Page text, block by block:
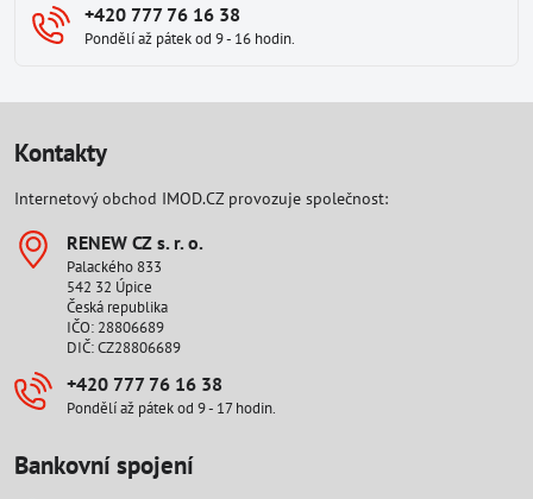
+420 777 76 16 38
Pondělí až pátek od 9 - 16 hodin.
Kontakty
Internetový obchod IMOD.CZ provozuje společnost:
RENEW CZ s​. r​. o​.
Palackého 833
542 32 Úpice
Česká republika
IČO: 28806689
DIČ: CZ28806689
+420 777 76 16 38
Pondělí až pátek od 9 - 17 hodin.
Bankovní spojení